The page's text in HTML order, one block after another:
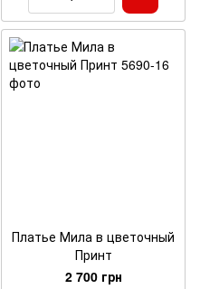
Платье Мила в цветочный
Принт
2 700 грн